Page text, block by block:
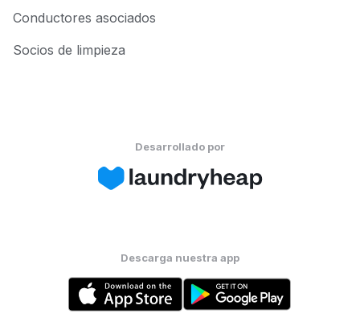
Conductores asociados
Socios de limpieza
Desarrollado por
Descarga nuestra app